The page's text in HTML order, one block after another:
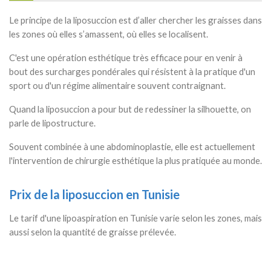
Le principe de la liposuccion est d’aller chercher les graisses dans
les zones où elles s’amassent, où elles se localisent.
C'est une opération esthétique très efficace pour en venir à
bout des surcharges pondérales qui résistent à la pratique d'un
sport ou d'un régime alimentaire souvent contraignant.
Quand la liposuccion a pour but de redessiner la silhouette, on
parle de lipostructure.
Souvent combinée à une abdominoplastie, elle est actuellement
l'intervention de chirurgie esthétique la plus pratiquée au monde.
Prix de la liposuccion en Tunisie
Le tarif d'une lipoaspiration en Tunisie varie selon les zones, mais
aussi selon la quantité de graisse prélevée.